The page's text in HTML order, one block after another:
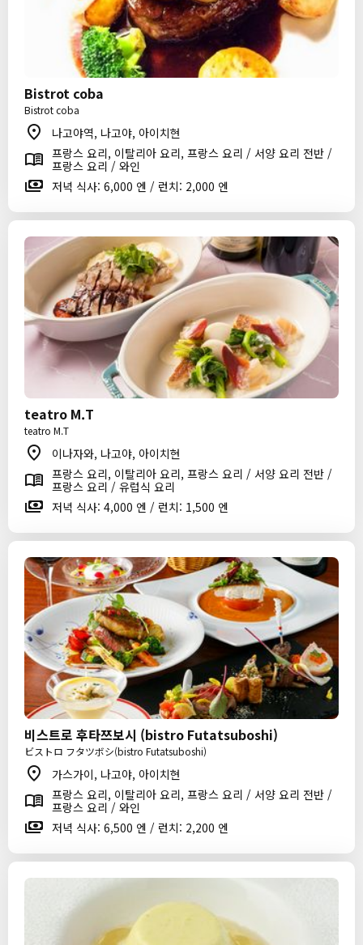
Bistrot coba
Bistrot coba
나고야역, 나고야, 아이치현
프랑스 요리, 이탈리아 요리, 프랑스 요리 / 서양 요리 전반 /
프랑스 요리 / 와인
저녁 식사: 6,000 엔 / 런치: 2,000 엔
teatro M.T
teatro M.T
이나자와, 나고야, 아이치현
프랑스 요리, 이탈리아 요리, 프랑스 요리 / 서양 요리 전반 /
프랑스 요리 / 유럽식 요리
저녁 식사: 4,000 엔 / 런치: 1,500 엔
비스트로 후타쯔보시 (bistro Futatsuboshi)
ビストロ フタツボシ(bistro Futatsuboshi)
가스가이, 나고야, 아이치현
프랑스 요리, 이탈리아 요리, 프랑스 요리 / 서양 요리 전반 /
프랑스 요리 / 와인
저녁 식사: 6,500 엔 / 런치: 2,200 엔